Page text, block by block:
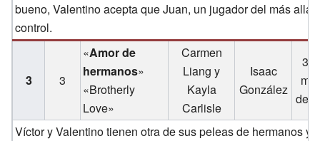
bueno, Valentino acepta que Juan, un jugador del más
control.
3 3
«Amor de
hermanos»
«Brotherly
Love»
Carmen
Liang y
Kayla
Carlisle
Isaac
González
30
de
Víctor y Valentino tienen otra de sus peleas de hermanos y